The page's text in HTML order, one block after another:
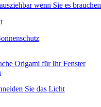
wenn Sie es brauchen
Origami für Ihr Fenster
Sie das Licht